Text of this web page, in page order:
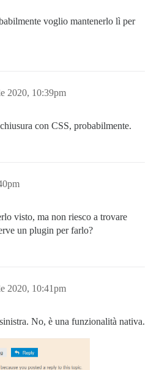
voglio mantenerlo lì per
2020, 10:39pm
con CSS, probabilmente.
visto, ma non riesco a trovare
un plugin per farlo?
2020, 10:41pm
No, è una funzionalità nativa.